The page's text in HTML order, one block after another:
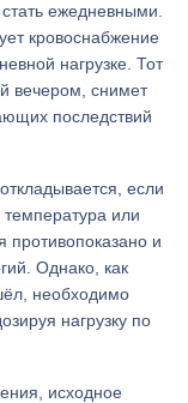
ежедневными.
кровоснабжение
нагрузке. Тот
вечером, снимет
последствий
если
температура или
противопоказано и
Однако, как
необходимо
нагрузку по
исходное